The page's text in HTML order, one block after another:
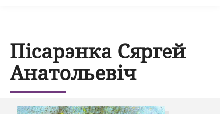
Пісарэнка Сяргей
Анатольевіч